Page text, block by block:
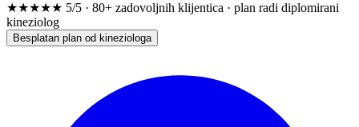
★★★★★ 5/5 · 80+ zadovoljnih klijentica · plan radi diplomirani
kineziolog
Besplatan plan od kineziologa